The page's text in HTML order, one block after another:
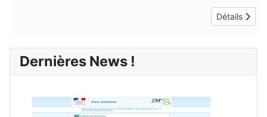
Détails
Dernières News !